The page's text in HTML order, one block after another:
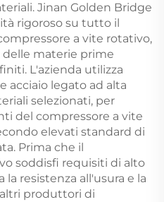
Jinan Golden Bridge
rigoroso su tutto il
a vite rotativo,
materie prime
L'azienda utilizza
acciaio legato ad alta
selezionati, per
del compressore a vite
elevati standard di
Prima che il
soddisfi requisiti di alto
la resistenza all'usura e la
produttori di